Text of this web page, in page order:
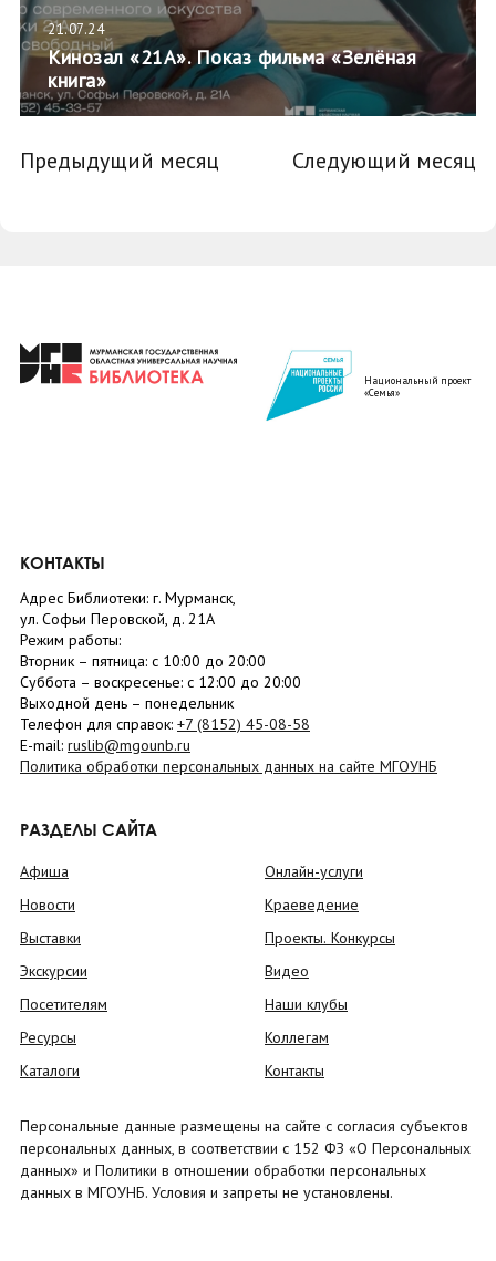
21.07.24
Кинозал «21А». Показ фильма «Зелёная
книга»
Предыдущий месяц Следующий месяц
Национальный проект
«Семья»
КОНТАКТЫ
Адрес Библиотеки: г. Мурманск,
ул. Софьи Перовской, д. 21А
Режим работы:
Вторник – пятница: с 10:00 до 20:00
Суббота – воскресенье: c 12:00 до 20:00
Выходной день – понедельник
Телефон для справок: +7 (8152) 45-08-58
E-mail: ruslib@mgounb.ru
Политика обработки персональных данных на сайте МГОУНБ
РАЗДЕЛЫ САЙТА
Афиша
Новости
Выставки
Экскурсии
Посетителям
Ресурсы
Каталоги
Онлайн-услуги
Краеведение
Проекты. Конкурсы
Видео
Наши клубы
Коллегам
Контакты
Персональные данные размещены на сайте с согласия субъектов
персональных данных, в соответствии с 152 ФЗ «О Персональных
данных» и Политики в отношении обработки персональных
данных в МГОУНБ. Условия и запреты не установлены.